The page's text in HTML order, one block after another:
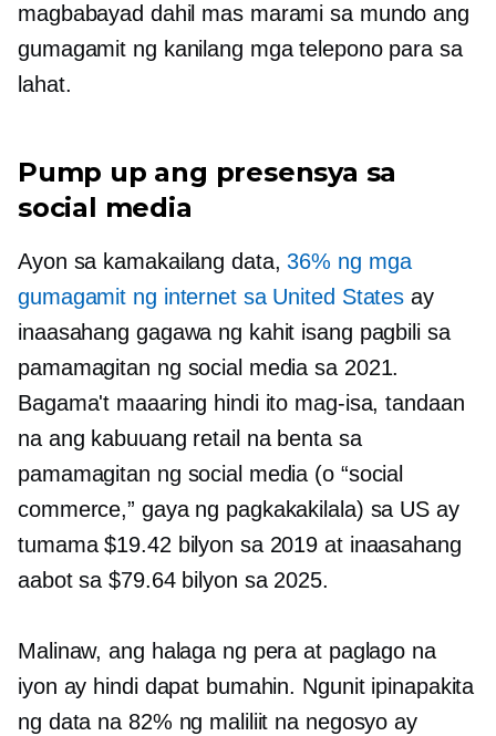
magbabayad dahil mas marami sa mundo ang
gumagamit ng kanilang mga telepono para sa
lahat.
Pump up ang presensya sa
social media
Ayon sa kamakailang data,36% ng mga
gumagamit ng internet sa United States ay
inaasahang gagawa ng kahit isang pagbili sa
pamamagitan ng social media sa 2021.
Bagama't maaaring hindi ito mag-isa, tandaan
na ang kabuuang retail na benta sa
pamamagitan ng social media (o “social
commerce,” gaya ng pagkakakilala) sa US ay
tumama $19.42 bilyon sa 2019 at inaasahang
aabot sa $79.64 bilyon sa 2025.
Malinaw, ang halaga ng pera at paglago na
iyon ay hindi dapat bumahin. Ngunit ipinapakita
ng data na 82% ng maliliit na negosyo ay